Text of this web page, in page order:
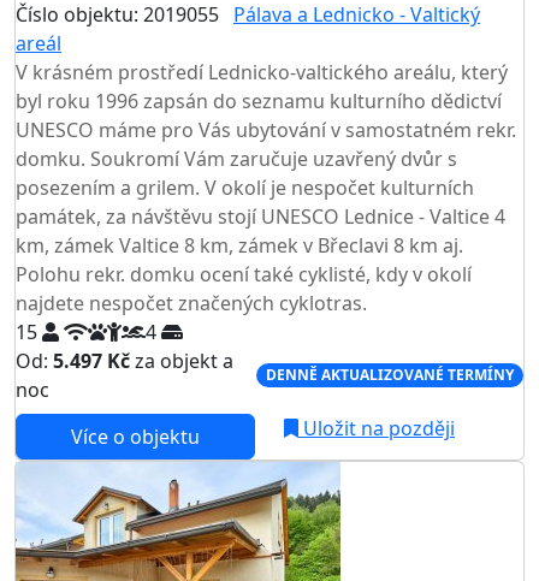
Číslo objektu: 2019055 Pálava a Lednicko - Valtický
areál
V krásném prostředí Lednicko-valtického areálu, který
byl roku 1996 zapsán do seznamu kulturního dědictví
UNESCO máme pro Vás ubytování v samostatném rekr.
domku. Soukromí Vám zaručuje uzavřený dvůr s
posezením a grilem. V okolí je nespočet kulturních
památek, za návštěvu stojí UNESCO Lednice - Valtice 4
km, zámek Valtice 8 km, zámek v Břeclavi 8 km aj.
Polohu rekr. domku ocení také cyklisté, kdy v okolí
najdete nespočet značených cyklotras.
15
4
Od: 5.497 Kčza objekt a
noc
DENNĚ AKTUALIZOVANÉ TERMÍNY
Více o objektu Uložit na později